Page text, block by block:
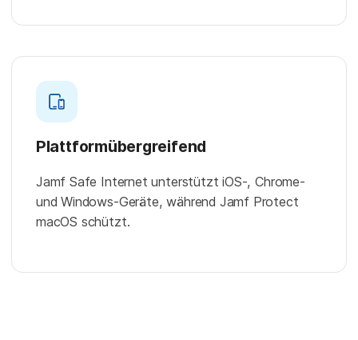
Plattformübergreifend
Jamf Safe Internet unterstützt iOS-, Chrome-
und Windows-Geräte, während Jamf Protect
macOS schützt.